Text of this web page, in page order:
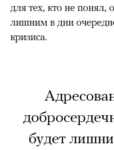
для тех, кто не понял,
лишним в дни
кризиса.
будет